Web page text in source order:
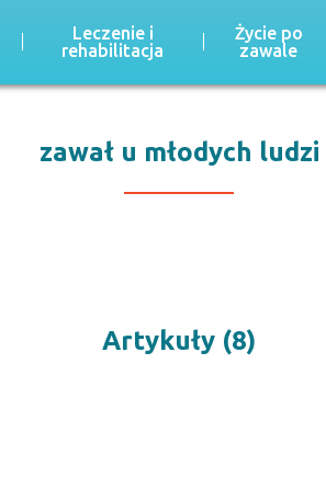
Leczenie i
rehabilitacja
Życie po
zawale
zawał u młodych ludzi
Artykuły (8)